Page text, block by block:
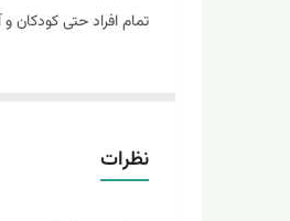
تمام افراد حتی
نظرات